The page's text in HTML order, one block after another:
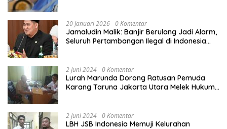
20 Januari 2026 0 Komentar
Jamaludin Malik: Banjir Berulang Jadi Alarm,
Seluruh Pertambangan Ilegal di Indonesia
2 Juni 2024 0 Komentar
Lurah Marunda Dorong Ratusan Pemuda
Karang Taruna Jakarta Utara Melek Hukum
2 Juni 2024 0 Komentar
LBH JSB Indonesia Memuji Kelurahan